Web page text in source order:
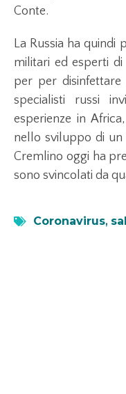
Conte.
La Russia ha quindi
militari ed esperti
per per disinfettare
specialisti russi
esperienze in
nello sviluppo di un
Cremlino oggi ha
sono svincolati da
Coronavirus,